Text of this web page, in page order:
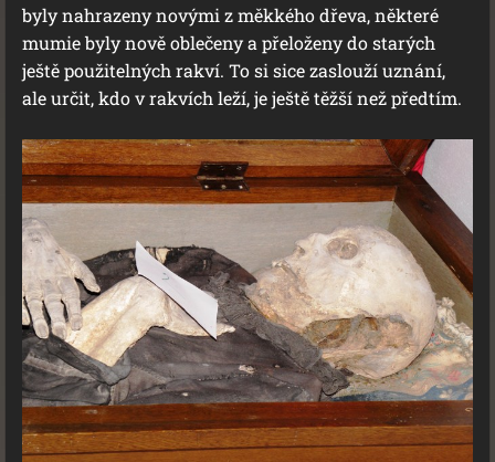
byly nahrazeny novými z měkkého dřeva, některé
mumie byly nově oblečeny a přeloženy do starých
ještě použitelných rakví. To si sice zaslouží uznání,
ale určit, kdo v rakvích leží, je ještě těžší než předtím.